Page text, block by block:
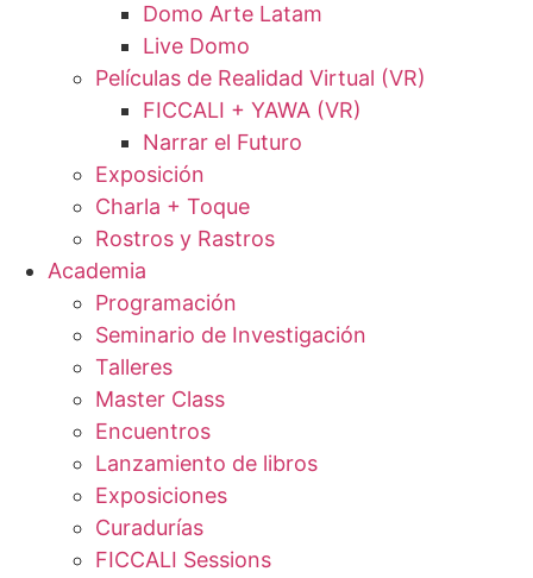
Domo Arte Latam
Live Domo
Películas de Realidad Virtual (VR)
FICCALI + YAWA (VR)
Narrar el Futuro
Exposición
Charla + Toque
Rostros y Rastros
Academia
Programación
Seminario de Investigación
Talleres
Master Class
Encuentros
Lanzamiento de libros
Exposiciones
Curadurías
FICCALI Sessions